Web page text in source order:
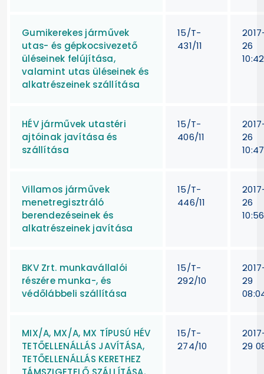
Gumikerekes járművek
utas- és gépkocsivezető
üléseinek felújítása,
valamint utas üléseinek és
alkatrészeinek szállítása
15/T-
431/11
26
HÉV járművek utastéri
ajtóinak javítása és
szállítása
15/T-
406/11
26
Villamos járművek
menetregisztráló
berendezéseinek és
alkatrészeinek javítása
15/T-
446/11
26
BKV Zrt. munkavállalói
részére munka-, és
védőlábbeli szállítása
15/T-
292/10
29
MIX/A, MX/A, MX TÍPUSÚ HÉV
TETŐELLENÁLLÁS JAVÍTÁSA,
TETŐELLENÁLLÁS KERETHEZ
15/T-
274/10
29